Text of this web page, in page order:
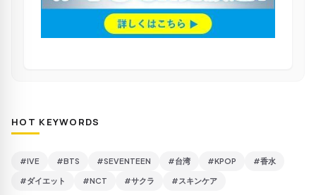
HOT KEYWORDS
#IVE #BTS #SEVENTEEN #台湾 #KPOP #香水
#ダイエット #NCT #サクラ #スキンケア